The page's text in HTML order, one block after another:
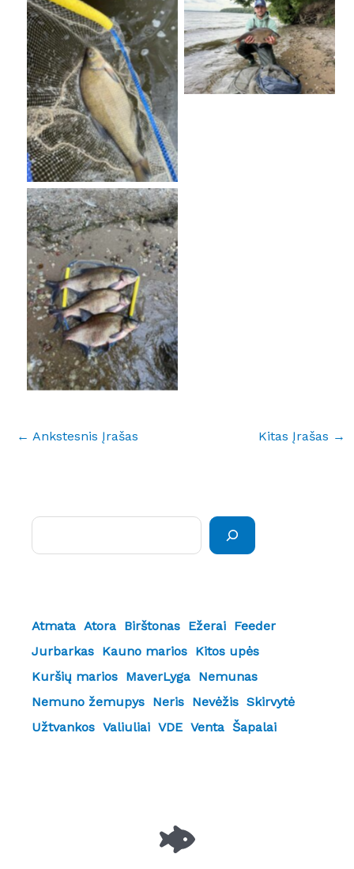
No Caption
No Caption
No Caption
← Ankstesnis Įrašas Kitas Įrašas →
Atmata Atora Birštonas Ežerai Feeder
Jurbarkas Kauno marios Kitos upės
Kuršių marios MaverLyga Nemunas
Nemuno žemupys Neris Nevėžis Skirvytė
Užtvankos Valiuliai VDE Venta Šapalai